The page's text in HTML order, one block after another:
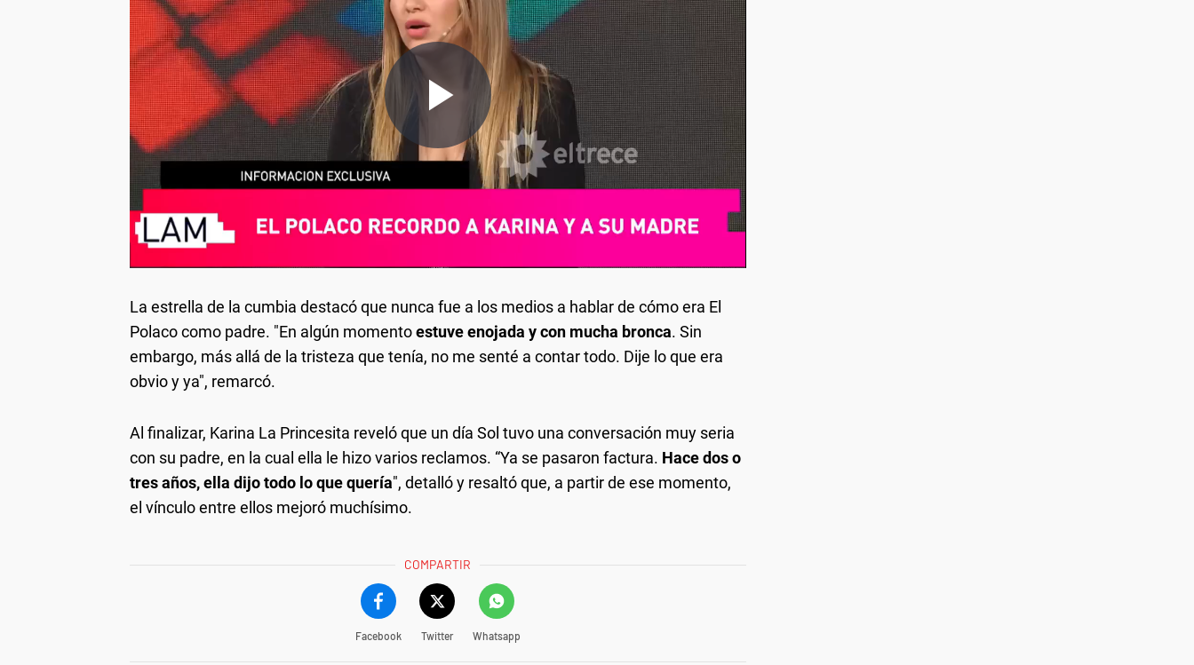
La estrella de la cumbia destacó que nunca fue a los medios a hablar de cómo era El
Polaco como padre. "En algún momentoestuve enojada y con mucha bronca. Sin
embargo, más allá de la tristeza que tenía, no me senté a contar todo. Dije lo que era
obvio y ya", remarcó.
Al finalizar, Karina La Princesita reveló que un día Sol tuvo una conversación muy seria
con su padre, en la cual ella le hizo varios reclamos. “Ya se pasaron factura. Hace dos o
tres años, ella dijo todo lo que quería", detalló y resaltó que, a partir de ese momento,
el vínculo entre ellos mejoró muchísimo.
COMPARTIR
Facebook Twitter Whatsapp